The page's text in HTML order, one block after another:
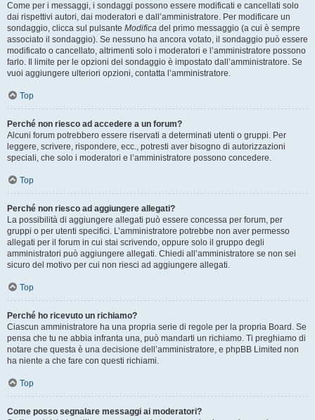
Come per i messaggi, i sondaggi possono essere modificati e cancellati solo
dai rispettivi autori, dai moderatori e dall’amministratore. Per modificare un
sondaggio, clicca sul pulsante Modifica del primo messaggio (a cui è sempre
associato il sondaggio). Se nessuno ha ancora votato, il sondaggio può essere
modificato o cancellato, altrimenti solo i moderatori e l’amministratore possono
farlo. Il limite per le opzioni del sondaggio è impostato dall’amministratore. Se
vuoi aggiungere ulteriori opzioni, contatta l’amministratore.
Top
Perché non riesco ad accedere a un forum?
Alcuni forum potrebbero essere riservati a determinati utenti o gruppi. Per
leggere, scrivere, rispondere, ecc., potresti aver bisogno di autorizzazioni
speciali, che solo i moderatori e l’amministratore possono concedere.
Top
Perché non riesco ad aggiungere allegati?
La possibilità di aggiungere allegati può essere concessa per forum, per
gruppi o per utenti specifici. L’amministratore potrebbe non aver permesso
allegati per il forum in cui stai scrivendo, oppure solo il gruppo degli
amministratori può aggiungere allegati. Chiedi all’amministratore se non sei
sicuro del motivo per cui non riesci ad aggiungere allegati.
Top
Perché ho ricevuto un richiamo?
Ciascun amministratore ha una propria serie di regole per la propria Board. Se
pensa che tu ne abbia infranta una, può mandarti un richiamo. Ti preghiamo di
notare che questa è una decisione dell’amministratore, e phpBB Limited non
ha niente a che fare con questi richiami.
Top
Come posso segnalare messaggi ai moderatori?